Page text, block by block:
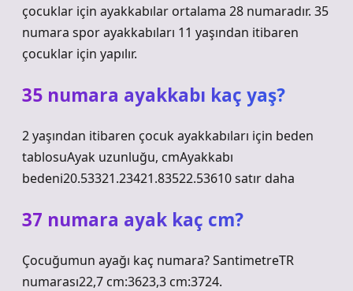
çocuklar için ayakkabılar ortalama 28 numaradır. 35
numara spor ayakkabıları 11 yaşından itibaren
çocuklar için yapılır.
35 numara ayakkabı kaç yaş?
2 yaşından itibaren çocuk ayakkabıları için beden
tablosuAyak uzunluğu, cmAyakkabı
bedeni20.53321.23421.83522.53610 satır daha
37 numara ayak kaç cm?
Çocuğumun ayağı kaç numara? SantimetreTR
numarası22,7 cm:3623,3 cm:3724.